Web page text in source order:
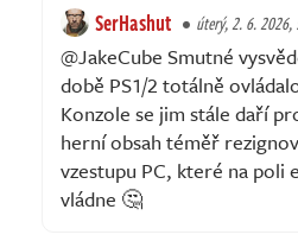
SerHashut úterý, 2. 6. 2026,
@JakeCube Smutné
době PS1/2 totálně
Konzole se jim stále daří
herní obsah téměř
vzestupu PC, které na poli
vládne 🤔